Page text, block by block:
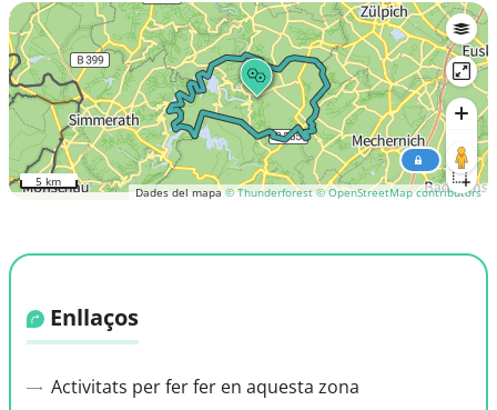
Dades del mapa© Thunderforest © OpenStreetMap contributors
5 km
Enllaços
Activitats per fer fer en aquesta zona